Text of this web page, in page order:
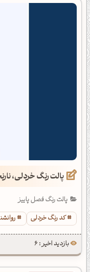
پالت رنگ خردلی،
پالت رنگ فصل پاییز
کد رنگ خردلی
بازدید اخیر : 6